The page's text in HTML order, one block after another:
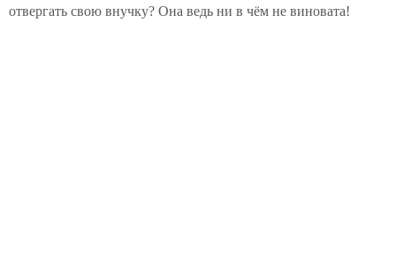
отвергать свою внучку? Она ведь ни в чём не виновата!